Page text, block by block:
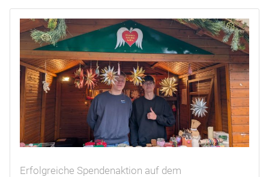
Erfolgreiche Spendenaktion auf dem